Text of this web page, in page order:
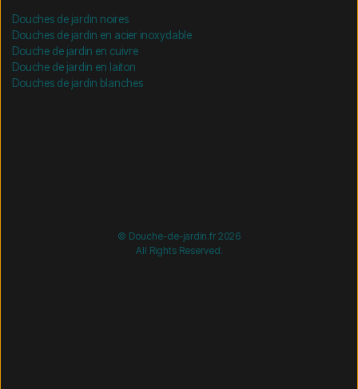
Douches de jardin noires
Douches de jardin en acier inoxydable
Douche de jardin en cuivre
Douche de jardin en laiton
Douches de jardin blanches
© Douche-de-jardin.fr 2026
All Rights Reserved.